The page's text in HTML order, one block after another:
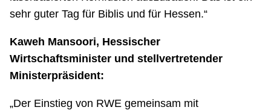
sehr guter Tag für Biblis und für Hessen.“
Kaweh Mansoori, Hessischer
Wirtschaftsminister und stellvertretender
Ministerpräsident:
„Der Einstieg von RWE gemeinsam mit